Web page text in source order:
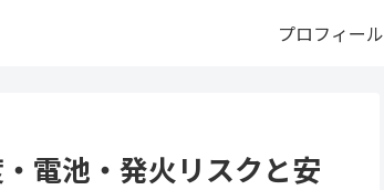
プロフィール
電池・発火リスクと安